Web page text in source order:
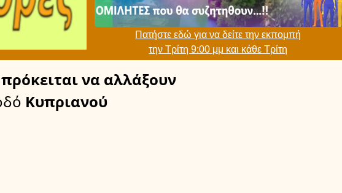
Πατήστε εδώ για να δείτε την εκπομπή
την Τρίτη 9:00 μμ και κάθε Τρίτη
να αλλάξουν
Κυπριανού